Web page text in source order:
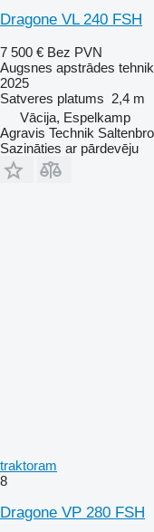
Dragone VL 240 FSH
7 500 € Bez PVN
Augsnes apstrādes
2025
Satveres platums 2,4 m
Vācija, Espelkamp
Agravis Technik
Sazināties ar pārdevēju
traktoram
8
Dragone VP 280 FSH